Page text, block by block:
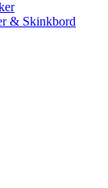
& Skinkbord